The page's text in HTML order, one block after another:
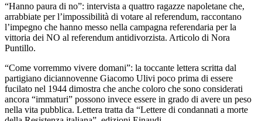
“Hanno paura di no”: intervista a quattro ragazze napoletane che,
arrabbiate per l’impossibilità di votare al referendum, raccontano
l’impegno che hanno messo nella campagna referendaria per la
vittoria dei NO al referendum antidivorzista. Articolo di Nora
Puntillo.
“Come vorremmo vivere domani”: la toccante lettera scritta dal
partigiano diciannovenne Giacomo Ulivi poco prima di essere
fucilato nel 1944 dimostra che anche coloro che sono considerati
ancora “immaturi” possono invece essere in grado di avere un peso
nella vita pubblica. Lettera tratta da “Lettere di condannati a morte